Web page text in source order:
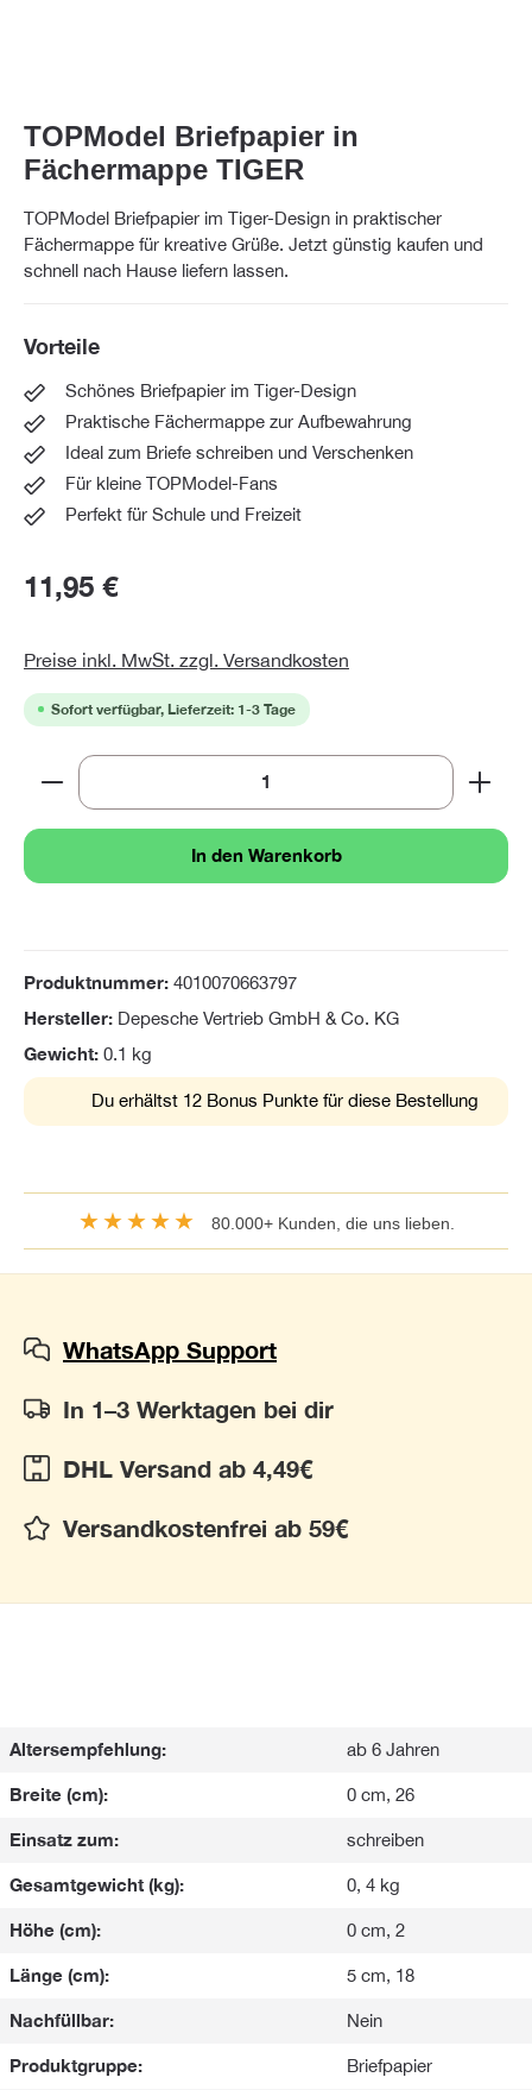
TOPModel Briefpapier in
Fächermappe TIGER
TOPModel Briefpapier im Tiger-Design in praktischer
Fächermappe für kreative Grüße. Jetzt günstig kaufen und
schnell nach Hause liefern lassen.
Vorteile
Schönes Briefpapier im Tiger-Design
Praktische Fächermappe zur Aufbewahrung
Ideal zum Briefe schreiben und Verschenken
Für kleine TOPModel-Fans
Perfekt für Schule und Freizeit
11,95 €
Preise inkl. MwSt. zzgl. Versandkosten
Sofort verfügbar, Lieferzeit: 1-3 Tage
Produkt Anzahl: Gib den gewünschten Wert ein
In den Warenkorb
Produktnummer: 4010070663797
Hersteller: Depesche Vertrieb GmbH & Co. KG
Gewicht: 0.1 kg
Du erhältst 12 Bonus Punkte für diese Bestellung
★★★★★ 80.000+ Kunden, die uns lieben.
WhatsApp Support
In 1–3 Werktagen bei dir
DHL Versand ab 4,49€
Versandkostenfrei ab 59€
Altersempfehlung: ab 6 Jahren
Breite (cm): 0 cm, 26
Einsatz zum: schreiben
Gesamtgewicht (kg): 0, 4 kg
Höhe (cm): 0 cm, 2
Länge (cm): 5 cm, 18
Nachfüllbar: Nein
Produktgruppe: Briefpapier